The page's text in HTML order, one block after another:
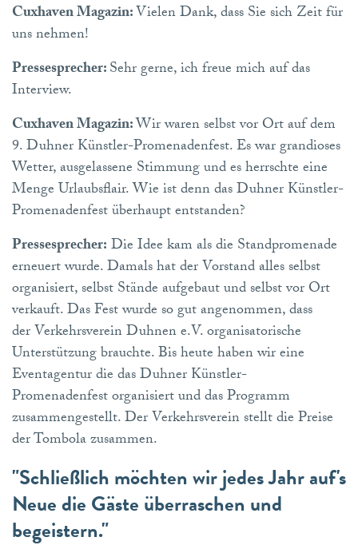
Cuxhaven Magazin:Vielen Dank, dass Sie sich Zeit für
uns nehmen!
Pressesprecher:Sehr gerne, ich freue mich auf das
Interview.
Cuxhaven Magazin:Wir waren selbst vor Ort auf dem
9. Duhner Künstler-Promenadenfest. Es war grandioses
Wetter, ausgelassene Stimmung und es herrschte eine
Menge Urlaubsflair. Wie ist denn das Duhner Künstler-
Promenadenfest überhaupt entstanden?
Pressesprecher:Die Idee kam als die Standpromenade
erneuert wurde. Damals hat der Vorstand alles selbst
organisiert, selbst Stände aufgebaut und selbst vor Ort
verkauft. Das Fest wurde so gut angenommen, dass
der Verkehrsverein Duhnen e.V. organisatorische
Unterstützung brauchte. Bis heute haben wir eine
Eventagentur die das Duhner Künstler-
Promenadenfest organisiert und das Programm
zusammengestellt. Der Verkehrsverein stellt die Preise
der Tombola zusammen.
"Schließlich möchten wir jedes Jahr auf's
Neue die Gäste überraschen und
begeistern."